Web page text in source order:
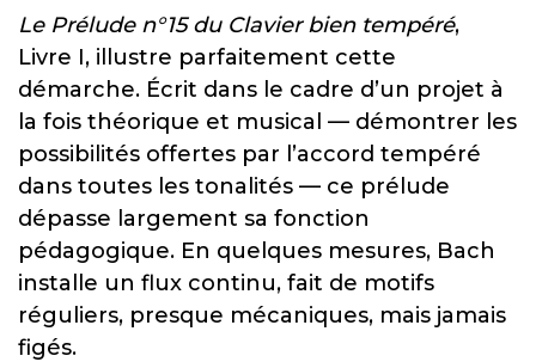
Le Prélude n°15 du Clavier bien tempéré,
Livre I, illustre parfaitement cette
démarche. Écrit dans le cadre d’un projet à
la fois théorique et musical — démontrer les
possibilités offertes par l’accord tempéré
dans toutes les tonalités — ce prélude
dépasse largement sa fonction
pédagogique. En quelques mesures, Bach
installe un flux continu, fait de motifs
réguliers, presque mécaniques, mais jamais
figés.